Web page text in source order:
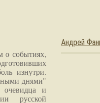
о событиях,
изнутри.
днями"
и
русской
Андрей